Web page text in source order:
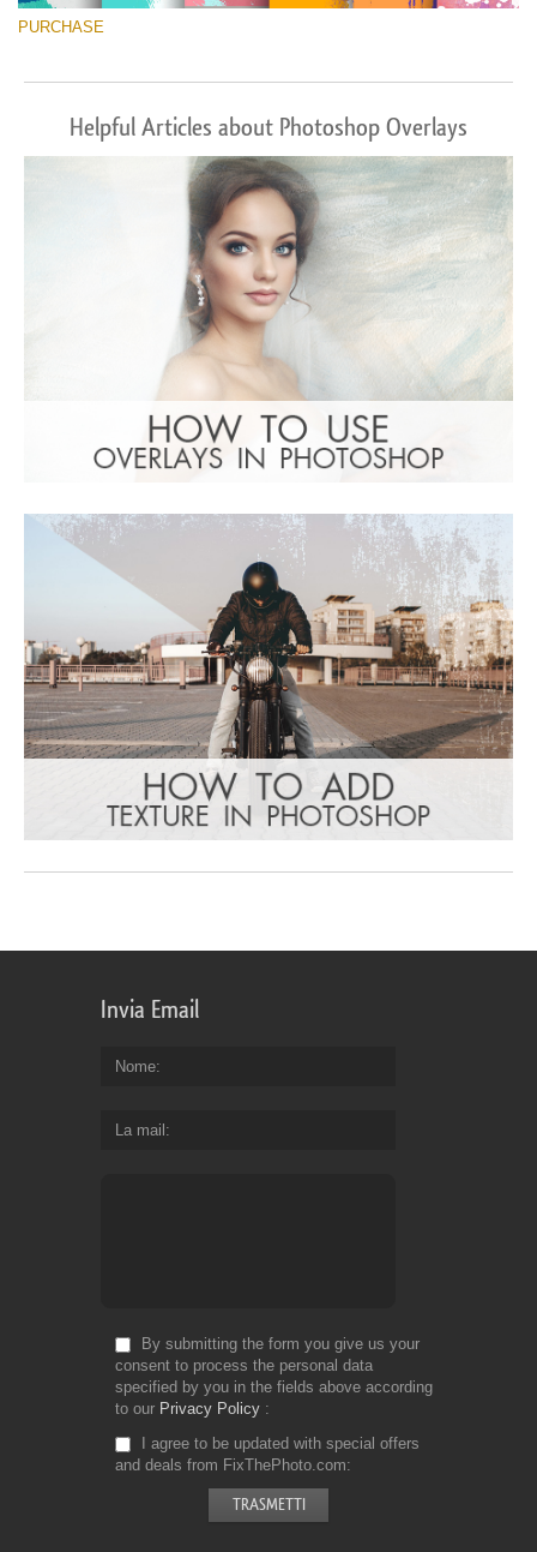
PURCHASE
Helpful Articles about Photoshop Overlays
Invia Email
Nome
La mail
By submitting the form you give us your
consent to process the personal data
specified by you in the fields above according
to our Privacy Policy
I agree to be updated with special offers
and deals from FixThePhoto.com